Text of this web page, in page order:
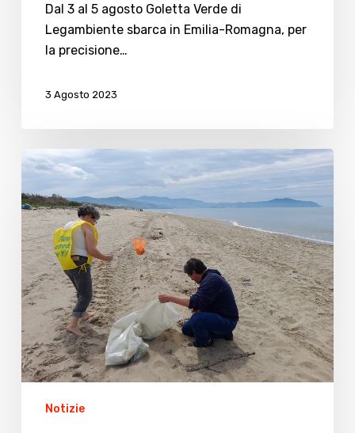
Dal 3 al 5 agosto Goletta Verde di
Legambiente sbarca in Emilia-Romagna, per
la precisione…
3 Agosto 2023
Difesa
dell’ecosistema
marino:
torna
a
Cesenatico
Goletta
Verde
Notizie